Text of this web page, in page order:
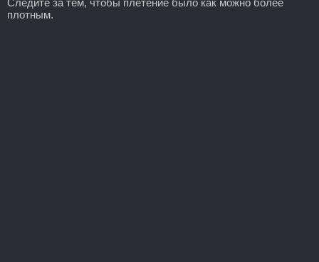
плотным.